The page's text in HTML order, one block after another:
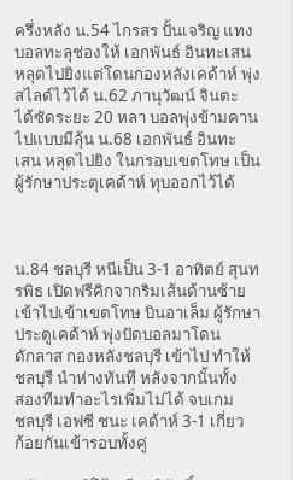
ครึ่งหลัง น.54 ไกรสร ปั้นเจริญ แทง
บอลทะลุช่องให้ เอกพันธ์ อินทะเสน
หลุดไปยิงแต่โดนกองหลังเคด้าห์ พุ่ง
สไลด์ไว้ได้ น.62 ภานุวัฒน์ จินตะ
ได้ซัดระยะ 20 หลา บอลพุ่งข้ามคาน
ไปแบบมีลุ้น น.68 เอกพันธ์ อินทะ
เสน หลุดไปยิง ในกรอบเขตโทษ เป็น
ผู้รักษาประตุเคด้าห์ ทุบออกไว้ได้
น.84 ชลบุรี หนีเป็น 3-1 อาทิตย์ สุนท
รพิธ เปิดฟรีคิกจากริมเส้นด้านซ้าย
เข้าไปเข้าเขตโทษ บินอาเล็ม ผู้รักษา
ประตูเคด้าห์ พุ่งปัดบอลมาโดน
ดักลาส กองหลังชลบุรี เข้าไป ทำให้
ชลบุรี นำห่างทันที หลังจากนั้นทั้ง
สองทีมทำอะไรเพิ่มไม่ได้ จบเกม
ชลบุรี เอฟซี ชนะ เคด้าห์ 3-1 เกี่ยว
ก้อยกันเข้ารอบทั้งคู่